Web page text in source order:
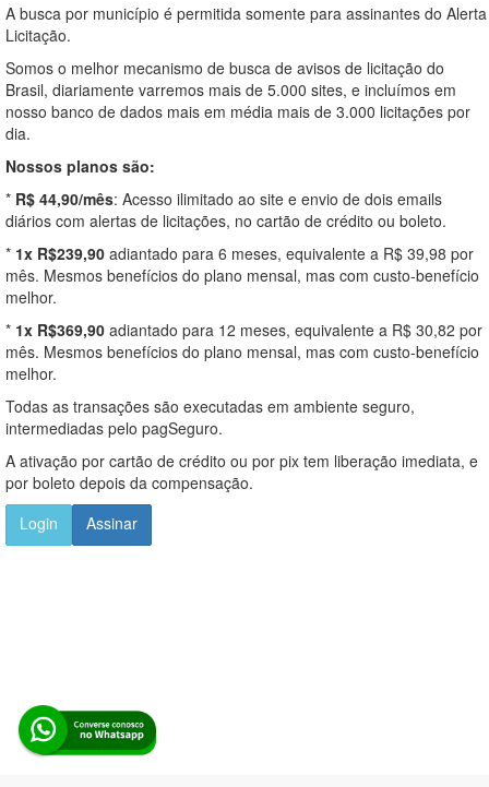
A busca por município é permitida somente para assinantes do Alerta
Licitação.
Somos o melhor mecanismo de busca de avisos de licitação do
Brasil, diariamente varremos mais de 5.000 sites, e incluímos em
nosso banco de dados mais em média mais de 3.000 licitações por
dia.
Nossos planos são:
* R$ 44,90/mês: Acesso ilimitado ao site e envio de dois emails
diários com alertas de licitações, no cartão de crédito ou boleto.
* 1x R$239,90 adiantado para 6 meses, equivalente a R$ 39,98 por
mês. Mesmos benefícios do plano mensal, mas com custo-benefício
melhor.
* 1x R$369,90 adiantado para 12 meses, equivalente a R$ 30,82 por
mês. Mesmos benefícios do plano mensal, mas com custo-benefício
melhor.
Todas as transações são executadas em ambiente seguro,
intermediadas pelo pagSeguro.
A ativação por cartão de crédito ou por pix tem liberação imediata, e
por boleto depois da compensação.
Login
Assinar